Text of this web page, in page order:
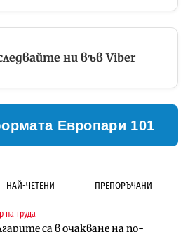
ни във Viber
Европари 101
НАЙ-ЧЕТЕНИ ПРЕПОРЪЧАНИ
на труда
са в очакване на по-
община избра
на тунела под